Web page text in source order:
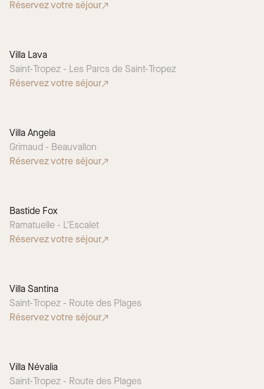
Réservez votre séjour
CHOIX SAISONNIER
Villa Lava
Saint-Tropez - Les Parcs de Saint-Tropez
Réservez votre séjour
Villa Angela
Grimaud - Beauvallon
Réservez votre séjour
Bastide Fox
Ramatuelle - L'Escalet
Réservez votre séjour
Villa Santina
Saint-Tropez - Route des Plages
Réservez votre séjour
Villa Névalia
Saint-Tropez - Route des Plages